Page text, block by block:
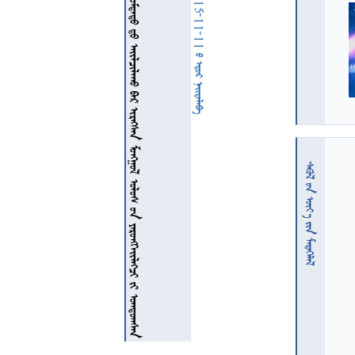
                  